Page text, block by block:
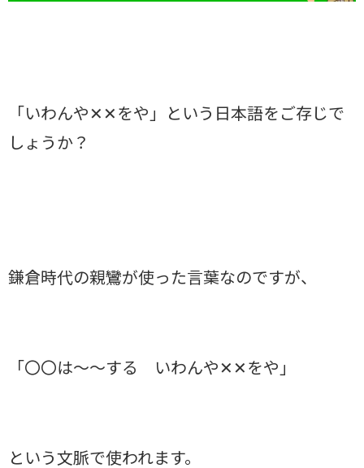
「いわんや✕✕をや」という日本語をご存じで
しょうか？
鎌倉時代の親鸞が使った言葉なのですが、
「〇〇は〜〜する いわんや✕✕をや」
という文脈で使われます。